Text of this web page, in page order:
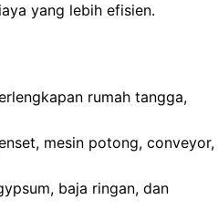
yang lebih efisien.
rumah tangga,
mesin potong, conveyor,
baja ringan, dan